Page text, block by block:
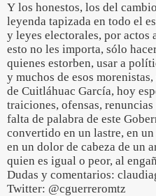
Y los honestos, los del
leyenda tapizada en todo el
y leyes electorales, por actos
esto no les importa, sólo
quienes estorben, usar a
y muchos de esos
de Cuitláhuac García, hoy
traiciones, ofensas,
falta de palabra de este
convertido en un lastre, en
en un dolor de cabeza de un
quien es igual o peor, al
Dudas y comentarios:
Twitter: @cguerreromtz